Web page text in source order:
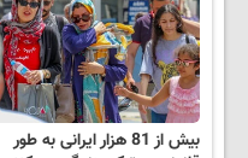
بیش از 81 هزار ایرانی‌ به طور